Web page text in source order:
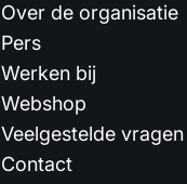
Over de organisatie
Pers
Werken bij
Webshop
Veelgestelde vragen
Contact